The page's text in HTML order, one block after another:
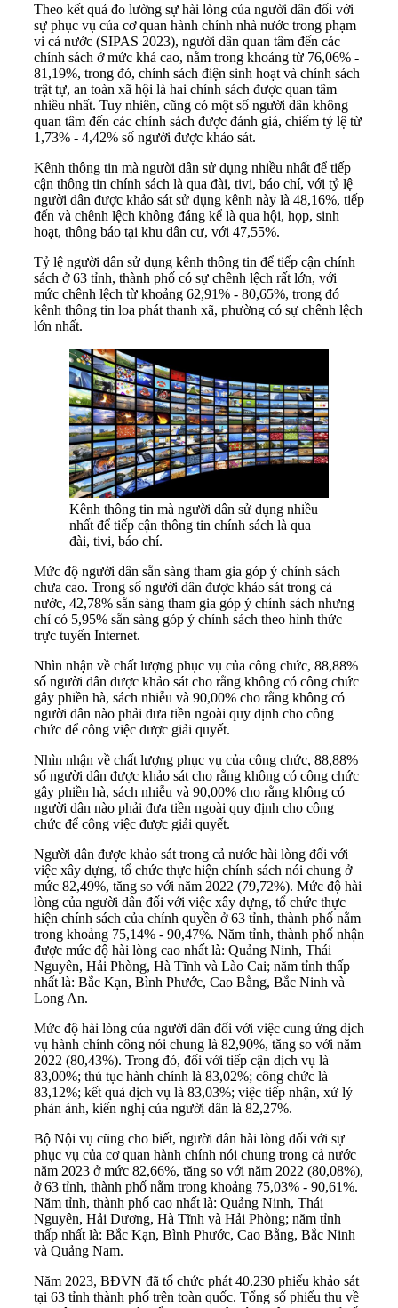
Theo kết quả đo lường sự hài lòng của người dân đối với
sự phục vụ của cơ quan hành chính nhà nước trong phạm
vi cả nước (SIPAS 2023), người dân quan tâm đến các
chính sách ở mức khá cao, nằm trong khoảng từ 76,06% -
81,19%, trong đó, chính sách điện sinh hoạt và chính sách
trật tự, an toàn xã hội là hai chính sách được quan tâm
nhiều nhất. Tuy nhiên, cũng có một số người dân không
quan tâm đến các chính sách được đánh giá, chiếm tỷ lệ từ
1,73% - 4,42% số người được khảo sát.
Kênh thông tin mà người dân sử dụng nhiều nhất để tiếp
cận thông tin chính sách là qua đài, tivi, báo chí, với tỷ lệ
người dân được khảo sát sử dụng kênh này là 48,16%, tiếp
đến và chênh lệch không đáng kể là qua hội, họp, sinh
hoạt, thông báo tại khu dân cư, với 47,55%.
Tỷ lệ người dân sử dụng kênh thông tin để tiếp cận chính
sách ở 63 tỉnh, thành phố có sự chênh lệch rất lớn, với
mức chênh lệch từ khoảng 62,91% - 80,65%, trong đó
kênh thông tin loa phát thanh xã, phường có sự chênh lệch
lớn nhất.
Kênh thông tin mà người dân sử dụng nhiều
nhất để tiếp cận thông tin chính sách là qua
đài, tivi, báo chí.
Mức độ người dân sẵn sàng tham gia góp ý chính sách
chưa cao. Trong số người dân được khảo sát trong cả
nước, 42,78% sẵn sàng tham gia góp ý chính sách nhưng
chỉ có 5,95% sẵn sàng góp ý chính sách theo hình thức
trực tuyến Internet.
Nhìn nhận về chất lượng phục vụ của công chức, 88,88%
số người dân được khảo sát cho rằng không có công chức
gây phiền hà, sách nhiễu và 90,00% cho rằng không có
người dân nào phải đưa tiền ngoài quy định cho công
chức để công việc được giải quyết.
Nhìn nhận về chất lượng phục vụ của công chức, 88,88%
số người dân được khảo sát cho rằng không có công chức
gây phiền hà, sách nhiễu và 90,00% cho rằng không có
người dân nào phải đưa tiền ngoài quy định cho công
chức để công việc được giải quyết.
Người dân được khảo sát trong cả nước hài lòng đối với
việc xây dựng, tổ chức thực hiện chính sách nói chung ở
mức 82,49%, tăng so với năm 2022 (79,72%). Mức độ hài
lòng của người dân đối với việc xây dựng, tổ chức thực
hiện chính sách của chính quyền ở 63 tỉnh, thành phố nằm
trong khoảng 75,14% - 90,47%. Năm tỉnh, thành phố nhận
được mức độ hài lòng cao nhất là: Quảng Ninh, Thái
Nguyên, Hải Phòng, Hà Tĩnh và Lào Cai; năm tỉnh thấp
nhất là: Bắc Kạn, Bình Phước, Cao Bằng, Bắc Ninh và
Long An.
Mức độ hài lòng của người dân đối với việc cung ứng dịch
vụ hành chính công nói chung là 82,90%, tăng so với năm
2022 (80,43%). Trong đó, đối với tiếp cận dịch vụ là
83,00%; thủ tục hành chính là 83,02%; công chức là
83,12%; kết quả dịch vụ là 83,03%; việc tiếp nhận, xử lý
phản ánh, kiến nghị của người dân là 82,27%.
Bộ Nội vụ cũng cho biết, người dân hài lòng đối với sự
phục vụ của cơ quan hành chính nói chung trong cả nước
năm 2023 ở mức 82,66%, tăng so với năm 2022 (80,08%),
ở 63 tỉnh, thành phố nằm trong khoảng 75,03% - 90,61%.
Năm tỉnh, thành phố cao nhất là: Quảng Ninh, Thái
Nguyên, Hải Dương, Hà Tĩnh và Hải Phòng; năm tỉnh
thấp nhất là: Bắc Kạn, Bình Phước, Cao Bằng, Bắc Ninh
và Quảng Nam.
Năm 2023, BĐVN đã tổ chức phát 40.230 phiếu khảo sát
tại 63 tỉnh thành phố trên toàn quốc. Tổng số phiếu thu về